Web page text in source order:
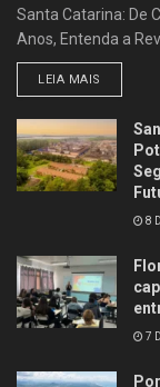
Santa Catarina: De
Anos, Entenda a
LEIA MAIS
8
7